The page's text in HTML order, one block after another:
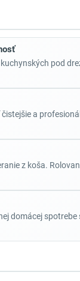
pod
a
z koša.
domácej spotrebe